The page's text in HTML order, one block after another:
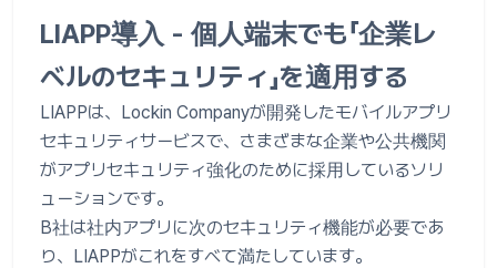
LIAPP導入 - 個人端末でも「企業レ
ベルのセキュリティ」を適用する
LIAPPは、Lockin Companyが開発したモバイルアプリ
セキュリティサービスで、さまざまな企業や公共機関
がアプリセキュリティ強化のために採用しているソリ
ューションです。
B社は社内アプリに次のセキュリティ機能が必要であ
り、LIAPPがこれをすべて満たしています。